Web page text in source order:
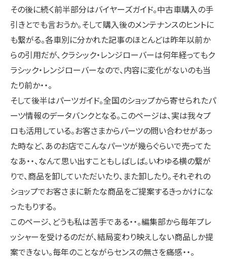
その後に続く前半部分はバイヤーズガイド。中古車購入の手
引きとでも言おうか。そして購入後のメンテナンスのヒントに
も繋がる。各車別に分かれた記事のほとんどは昨年以前か
らの引用だが、クラシック・レンジローバーは何年経ってもク
ラシック・レンジローバーなので、内容に変化がないのも当
たり前か・・。
そして後半はパーツガイド。全国のショップから寄せられたパ
ーツ情報のデータバンクとなる。このページは、実は我々プ
ロも活用している。お客さまからパーツの問い合わせがあっ
た時など、あのお店でこんなパーツが幾らぐらいで売ってた
なあ・・、なんて思い出すこともしばしば。いわゆる横の繋が
りで、商品を卸していただいたり、また卸したり。それぞれの
ショップでお客さまに新たな商品をご提案するきっかけにな
ったもりする。
このページ、どうも私は苦手である・・。編集部から毎年プレ
ッシャーを受けるのだが、結局変わり映えしない商品しか提
案できない。毎年のことながらセンスの無さを痛感・・。